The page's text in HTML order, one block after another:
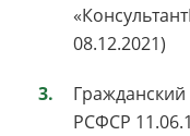
08.12.2021)
РСФСР